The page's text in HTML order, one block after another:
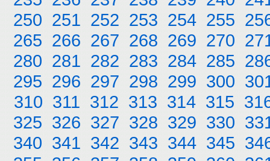
250 251 252 253 254 255
265 266 267 268 269 270
280 281 282 283 284 285
295 296 297 298 299 300
310 311 312 313 314 315
325 326 327 328 329 330
340 341 342 343 344 345